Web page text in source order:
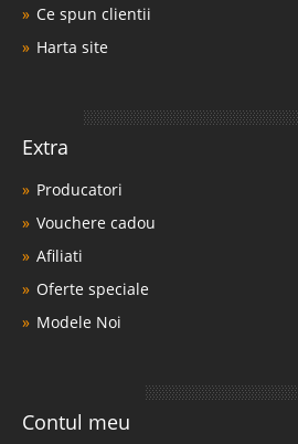
Ce spun clientii
Harta site
Extra
Producatori
Vouchere cadou
Afiliati
Oferte speciale
Modele Noi
Contul meu